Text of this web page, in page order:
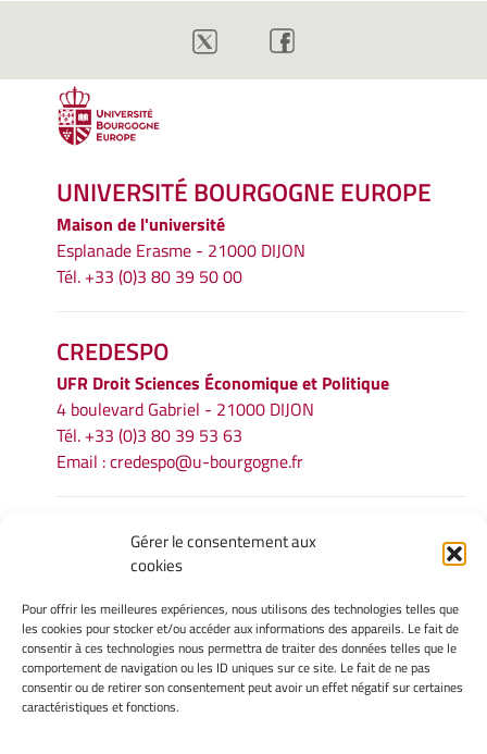
Gérer le consentement aux
cookies
Pour offrir les meilleures expériences, nous utilisons des technologies telles que
les cookies pour stocker et/ou accéder aux informations des appareils. Le fait de
consentir à ces technologies nous permettra de traiter des données telles que le
comportement de navigation ou les ID uniques sur ce site. Le fait de ne pas
consentir ou de retirer son consentement peut avoir un effet négatif sur certaines
caractéristiques et fonctions.
UNIVERSITÉ BOURGOGNE EUROPE
Maison de l'université
Esplanade Erasme - 21000 DIJON
Tél. +33 (0)3 80 39 50 00
CREDESPO
UFR Droit Sciences Économique et Politique
4 boulevard Gabriel - 21000 DIJON
Tél. +33 (0)3 80 39 53 63
Email :credespo@u-bourgogne.fr
INFORMATIONS LÉGALES
Mentions légales
Politique de cookies
Déclaration de confidentialité
Avertissement